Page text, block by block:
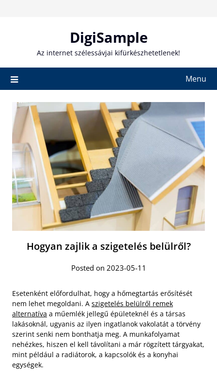
DigiSample
Az internet szélessávjai kifürkészhetetlenek!
Menu
Hogyan zajlik a szigetelés belülről?
Posted on 2023-05-11
Esetenként előfordulhat, hogy a hőmegtartás erősítését
nem lehet megoldani. A szigetelés belülről remek
alternatíva a műemlék jellegű épületeknél és a társas
lakásoknál, ugyanis az ilyen ingatlanok vakolatát a törvény
szerint senki nem bonthatja meg. A munkafolyamat
nehézkes, hiszen el kell távolítani a már rögzített tárgyakat,
mint például a radiátorok, a kapcsolók és a konyhai
egységek.